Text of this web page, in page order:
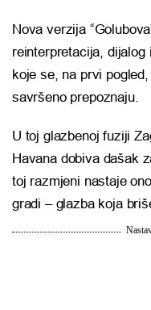
Nova verzija
reinterpretacija,
koje se, na prvi
savršeno prepoznaju.
U toj glazbenoj fuziji
Havana dobiva dašak
toj razmjeni nastaje
gradi – glazba koja